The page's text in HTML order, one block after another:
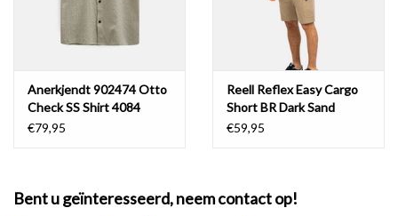
Anerkjendt 902474 Otto
Check SS Shirt 4084
Forest Night
€79,95
Reell Reflex Easy Cargo
Short BR Dark Sand
€59,95
Bent u geïnteresseerd, neem contact op!